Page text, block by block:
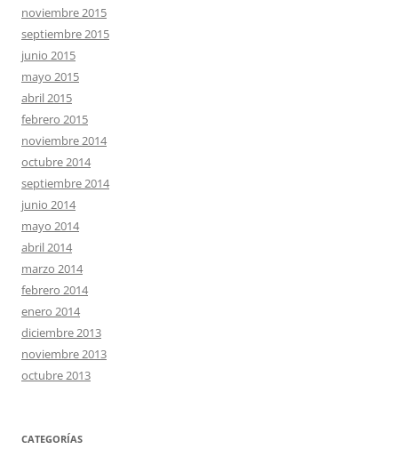
noviembre 2015
septiembre 2015
junio 2015
mayo 2015
abril 2015
febrero 2015
noviembre 2014
octubre 2014
septiembre 2014
junio 2014
mayo 2014
abril 2014
marzo 2014
febrero 2014
enero 2014
diciembre 2013
noviembre 2013
octubre 2013
CATEGORÍAS